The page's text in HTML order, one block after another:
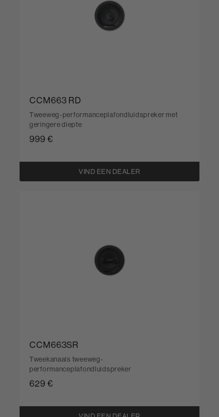
CCM663 RD
Tweeweg-performanceplafondluidspreker met
geringere diepte
999 €
VIND EEN DEALER
CCM663SR
Tweekanaals tweeweg-
performanceplafondluidspreker
629 €